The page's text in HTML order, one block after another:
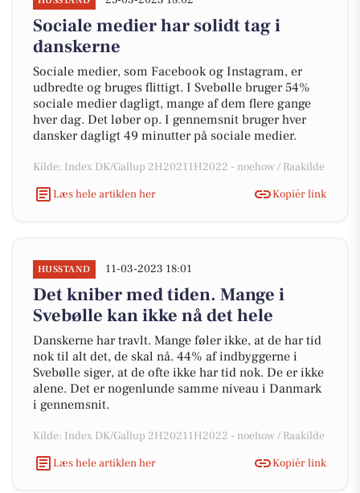
Sociale medier har solidt tag i
danskerne
Sociale medier, som Facebook og Instagram, er
udbredte og bruges flittigt. I Svebølle bruger 54%
sociale medier dagligt, mange af dem flere gange
hver dag. Det løber op. I gennemsnit bruger hver
dansker dagligt 49 minutter på sociale medier.
Kilde: Index DK/Gallup 2H20211H2022 - noehow / Raakilde
Læs hele artiklen her
Kopiér link
HUSSTAND 11-03-2023 18:01
Det kniber med tiden. Mange i
Svebølle kan ikke nå det hele
Danskerne har travlt. Mange føler ikke, at de har tid
nok til alt det, de skal nå. 44% af indbyggerne i
Svebølle siger, at de ofte ikke har tid nok. De er ikke
alene. Det er nogenlunde samme niveau i Danmark
i gennemsnit.
Kilde: Index DK/Gallup 2H20211H2022 - noehow / Raakilde
Læs hele artiklen her
Kopiér link